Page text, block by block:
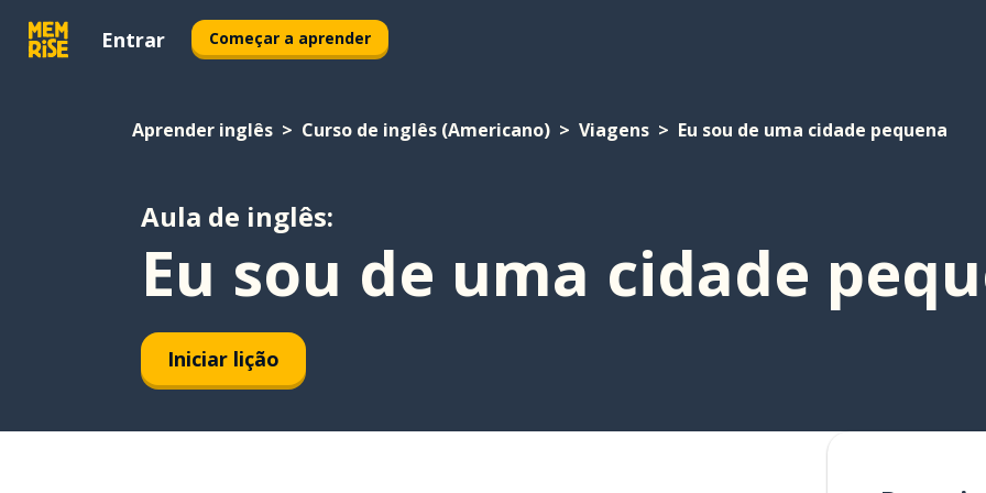
Entrar Começar a aprender
Aprender inglês Curso de inglês (Americano) Viagens Eu sou de uma cidade pequena
Aula de inglês:
Eu sou de uma cidade
Iniciar lição